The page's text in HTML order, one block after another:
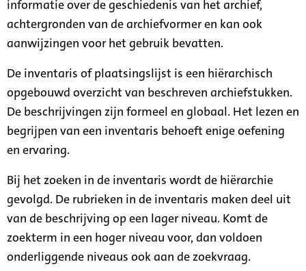
informatie over de geschiedenis van het archief,
achtergronden van de archiefvormer en kan ook
aanwijzingen voor het gebruik bevatten.
De inventaris of plaatsingslijst is een hiërarchisch
opgebouwd overzicht van beschreven archiefstukken.
De beschrijvingen zijn formeel en globaal. Het lezen en
begrijpen van een inventaris behoeft enige oefening
en ervaring.
Bij het zoeken in de inventaris wordt de hiërarchie
gevolgd. De rubrieken in de inventaris maken deel uit
van de beschrijving op een lager niveau. Komt de
zoekterm in een hoger niveau voor, dan voldoen
onderliggende niveaus ook aan de zoekvraag.